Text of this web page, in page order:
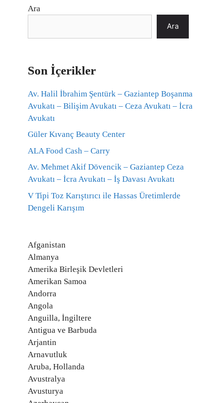
Ara
Ara
Son İçerikler
Av. Halil İbrahim Şentürk – Gaziantep Boşanma
Avukatı – Bilişim Avukatı – Ceza Avukatı – İcra
Avukatı
Güler Kıvanç Beauty Center
ALA Food Cash – Carry
Av. Mehmet Akif Dövencik – Gaziantep Ceza
Avukatı – İcra Avukatı – İş Davası Avukatı
V Tipi Toz Karıştırıcı ile Hassas Üretimlerde
Dengeli Karışım
Afganistan
Almanya
Amerika Birleşik Devletleri
Amerikan Samoa
Andorra
Angola
Anguilla, İngiltere
Antigua ve Barbuda
Arjantin
Arnavutluk
Aruba, Hollanda
Avustralya
Avusturya